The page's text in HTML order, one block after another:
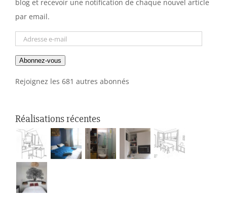
blog et recevoir une notification de chaque nouvel article
par email.
Adresse
mail
Abonnez-vous
Rejoignez les 681 autres abonnés
Réalisations récentes